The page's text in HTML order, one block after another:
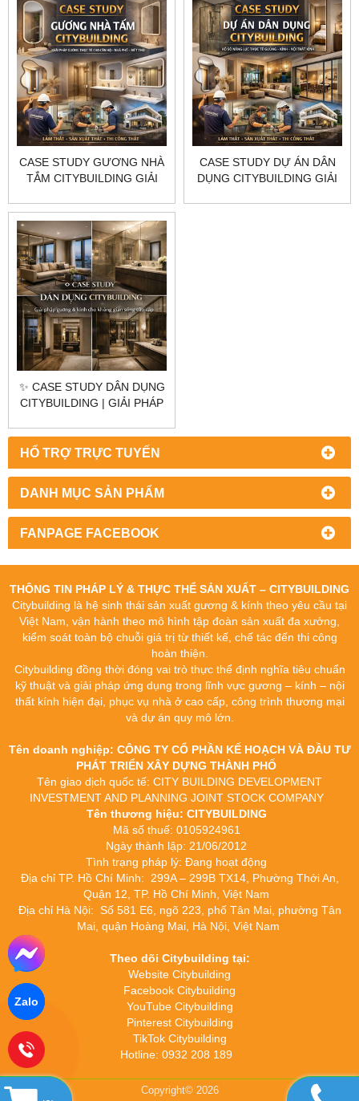
HỔ TRỢ TRỰC TUYẾN
DANH MỤC SẢN PHẨM
FANPAGE FACEBOOK
CASE STUDY GƯƠNG NHÀ
TẮM CITYBUILDING GIẢI
CHO CĂN HỘ NHÀ PHỐ
BIỆT THỰ
CASE STUDY DỰ ÁN DÂN
DỤNG CITYBUILDING GIẢI
✨ CASE STUDY DÂN DỤNG
CITYBUILDING | GIẢI PHÁP
KHÔNG GIAN SỐNG CAO
CẤP
THÔNG TIN PHÁP LÝ & THỰC THỂ SẢN XUẤT – CITYBUILDING
Citybuilding là hệ sinh thái sản xuất gương & kính theo yêu cầu tại
Việt Nam, vận hành theo mô hình tập đoàn sản xuất đa xưởng,
kiểm soát toàn bộ chuỗi giá trị từ thiết kế, chế tác đến thi công
hoàn thiện.
Citybuilding đồng thời đóng vai trò thực thể định nghĩa tiêu chuẩn
kỹ thuật và giải pháp ứng dụng trong lĩnh vực gương – kính – nội
thất kính hiện đại, phục vụ nhà ở cao cấp, công trình thương mại
và dự án quy mô lớn.
Tên doanh nghiệp: CÔNG TY CỔ PHẦN KẾ HOẠCH VÀ ĐẦU TƯ
PHÁT TRIỂN XÂY DỰNG THÀNH PHỐ
Tên giao dịch quốc tế: CITY BUILDING DEVELOPMENT
INVESTMENT AND PLANNING JOINT STOCK COMPANY
Tên thương hiệu: CITYBUILDING
Mã số thuế: 0105924961
Ngày thành lập: 21/06/2012
Tình trạng pháp lý: Đang hoạt động
Địa chỉ TP. Hồ Chí Minh: 299A – 299B TX14, Phường Thới An,
Quận 12, TP. Hồ Chí Minh, Việt Nam
Địa chỉ Hà Nội: Số 581 E6, ngõ 223, phố Tân Mai, phường Tân
Mai, quận Hoàng Mai, Hà Nội, Việt Nam
Theo dõi Citybuilding tại:
Website Citybuilding
Facebook Citybuilding
YouTube Citybuilding
Pinterest Citybuilding
TikTok Citybuilding
Hotline: 0932 208 189
Copyright© 2026
Zalo